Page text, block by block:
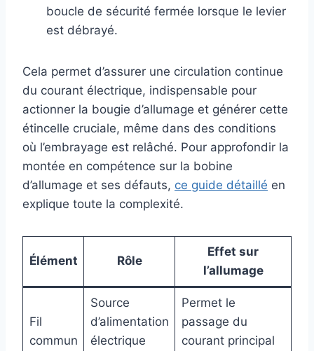
boucle de sécurité fermée lorsque le levier
est débrayé.
Cela permet d’assurer une circulation continue
du courant électrique, indispensable pour
actionner la bougie d’allumage et générer cette
étincelle cruciale, même dans des conditions
où l’embrayage est relâché. Pour approfondir la
montée en compétence sur la bobine
d’allumage et ses défauts, ce guide détaillé en
explique toute la complexité.
Élément Rôle
Effet sur
l’allumage
Fil
commun
Source
d’alimentation
électrique
Permet le
passage du
courant principal